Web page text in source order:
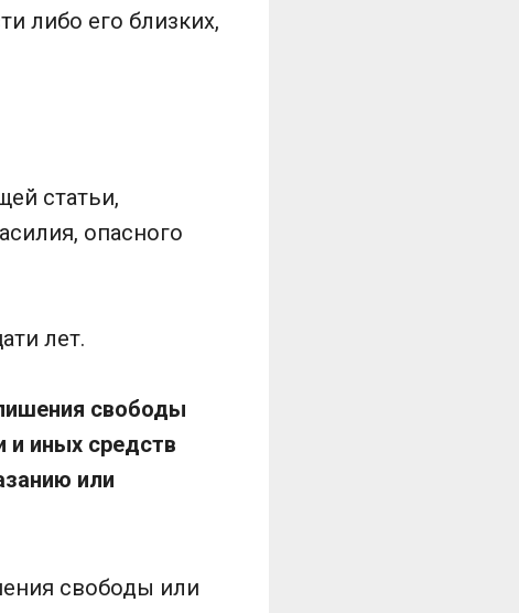
либо его близких,
статьи,
опасного
лет.
свободы
и иных средств
или
свободы или